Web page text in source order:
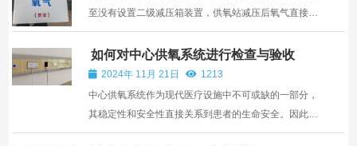
至没有设置二级减压箱装置，供氧站减压后氧气直接送
到病房。真的难以置信，2年前，有人写过一篇文章，
认为氧气供应系统不需要二级减压箱装置。如果配置，
系统会有一个故障环节。看起来持此言者对流体输送的
有关知识...
如何对中心供氧系统进行检查与验收
2024年 11月 21日
1213
中心供氧系统作为现代医疗设施中不可或缺的一部分，
其稳定性和安全性直接关系到患者的生命安全。因此，
对中心供氧系统进行全面、细致的检查与验收至关重